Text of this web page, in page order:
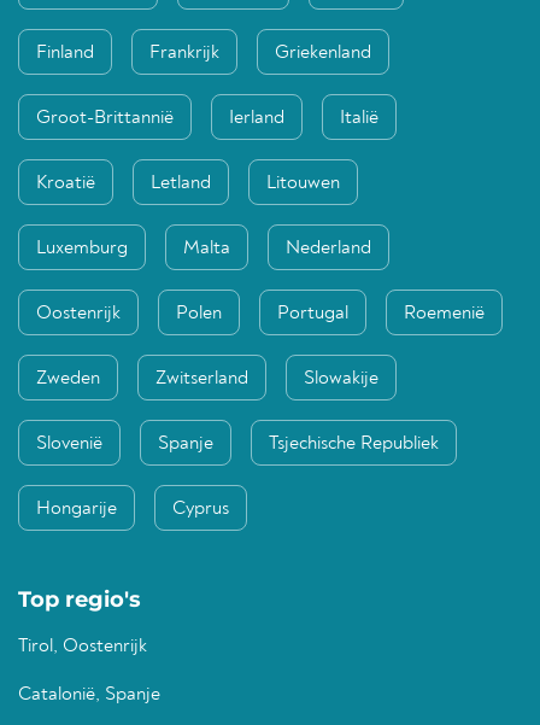
Finland Frankrijk Griekenland
Groot-Brittannië Ierland Italië
Kroatië Letland Litouwen
Luxemburg Malta Nederland
Oostenrijk Polen Portugal Roemenië
Zweden Zwitserland Slowakije
Slovenië Spanje Tsjechische Republiek
Hongarije Cyprus
Top regio's
Tirol, Oostenrijk
Catalonië, Spanje